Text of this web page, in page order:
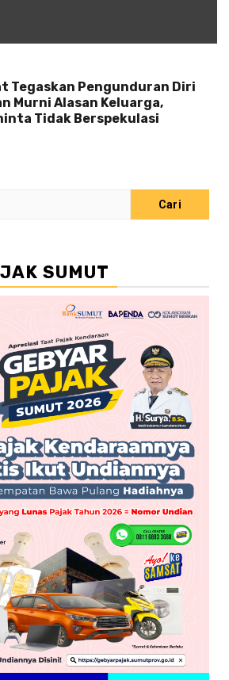
Tegaskan Pengunduran Diri
Murni Alasan Keluarga,
Tidak Berspekulasi
SUMUT